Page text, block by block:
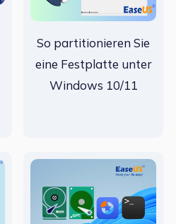
So partitionieren Sie
eine Festplatte unter
Windows 10/11